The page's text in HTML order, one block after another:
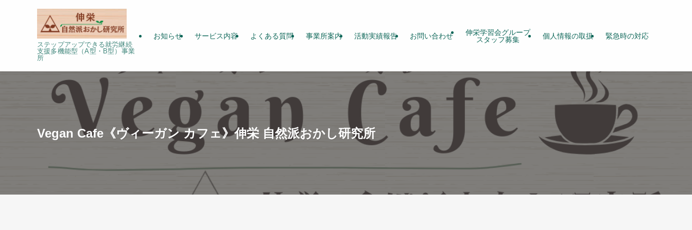
ステップアップできる就労継続
支援多機能型（A型・B型）事業
所
お知らせ サービス内容 よくある質問 事業所案内 活動実績報告 お問い合わせ
伸栄学習会グループ
スタッフ募集
個人情報の取扱 緊急時の対応
Vegan Cafe《ヴィーガン カフェ》伸栄 自然派おかし研究所